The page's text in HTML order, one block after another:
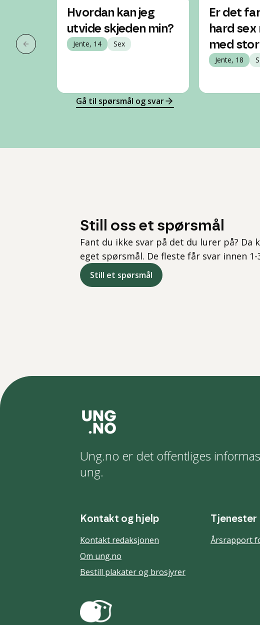
Forrige slide
Hvordan kan jeg
utvide skjeden min?
Jente, 14 Sex
Er det
hard sex
med
Jente, 18
Gå til spørsmål og svar
Still oss et spørsmål
Fant du ikke svar på det du lurer på? Da
eget spørsmål. De fleste får svar innen 1-
Still et spørsmål
Ung.no er det offentliges
ung.
Kontakt og hjelp
Kontakt redaksjonen
Om ung.no
Bestill plakater og brosjyrer
Tjenester
Årsrapport